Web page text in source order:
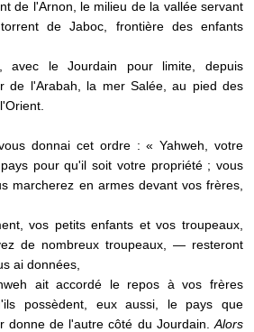
de l'Arnon, le milieu de la vallée servant
de Jaboc, frontière des enfants
avec le Jourdain pour limite, depuis
de l'Arabah, la mer Salée, au pied des
donnai cet ordre : « Yahweh, votre
pour qu'il soit votre propriété ; vous
marcherez en armes devant vos frères,
vos petits enfants et vos troupeaux,
de nombreux troupeaux, — resteront
ai données,
ait accordé le repos à vos frères
possèdent, eux aussi, le pays que
donne de l'autre côté du Jourdain. Alors